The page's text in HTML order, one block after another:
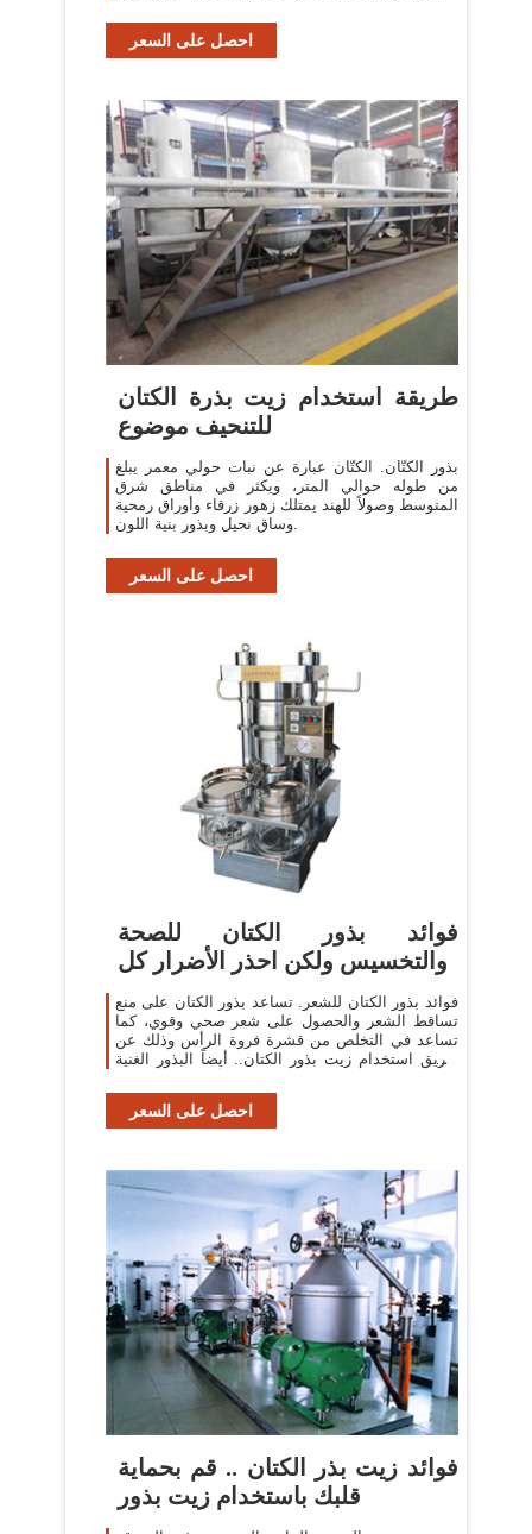
بقيمة 350.00
احصل على السعر
طريقة استخدام زيت بذرة الكتان
للتنحيف موضوع
بذور الكتّان. الكتّان عبارة عن نبات حولي معمر يبلغ
من طوله حوالي المتر، ويكثر في مناطق شرق
المتوسط وصولاً للهند يمتلك زهور زرقاء وأوراق رمحية
وساق نحيل وبذور بنية اللون.
احصل على السعر
فوائد بذور الكتان للصحة
والتخسيس ولكن احذر الأضرار كل
فوائد بذور الكتان للشعر. تساعد بذور الكتان على منع
تساقط الشعر والحصول على شعر صحي وقوي، كما
تساعد في التخلص من قشرة فروة الرأس وذلك عن
طريق استخدام زيت بذور الكتان.. أيضاً البذور الغنية
احصل على السعر
فوائد زيت بذر الكتان .. قم بحماية
قلبك باستخدام زيت بذور